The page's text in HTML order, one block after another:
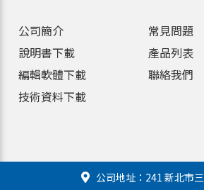
公司簡介
說明書下載
編輯軟體下載
技術資料下載
常見問題
產品列表
聯絡我們
公司地址：241 新北市